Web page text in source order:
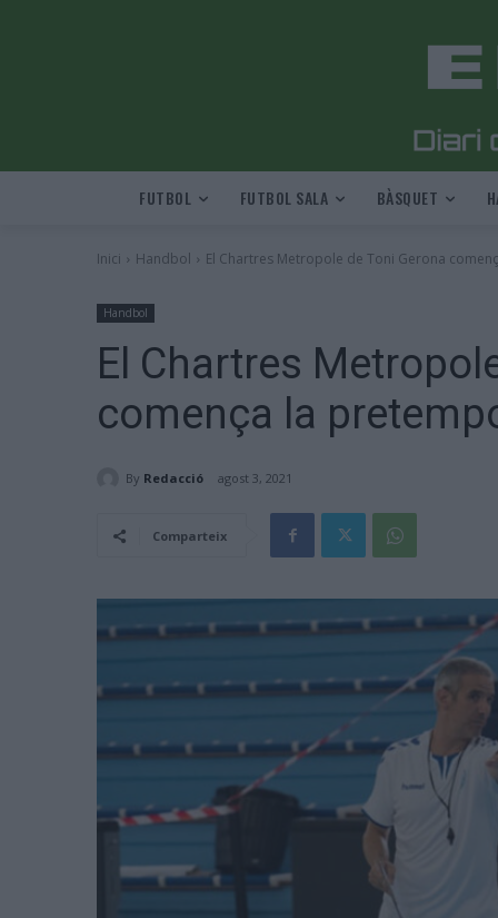
FUTBOL FUTBOL SALA BÀSQUET
Inici Handbol El Chartres Metropole de Toni Gerona
Handbol
El Chartres
comença la
By Redacció agost 3, 2021
Comparteix